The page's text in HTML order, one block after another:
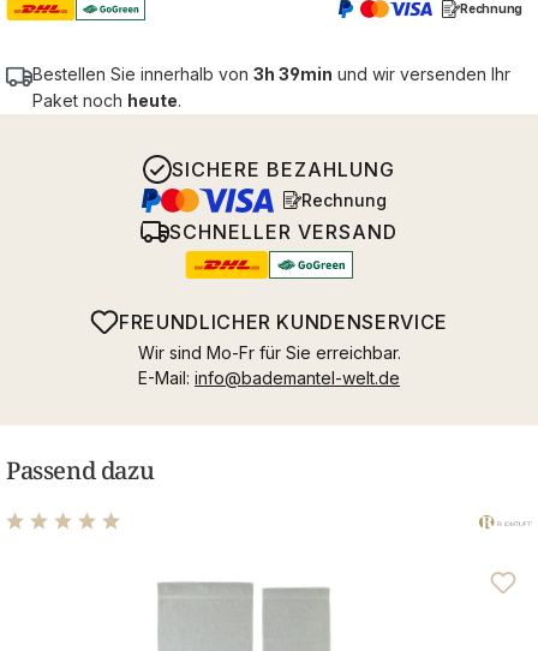
Rechnung
Bestellen Sie innerhalb von 3h 39min und wir versenden Ihr
Paket noch heute.
SICHERE BEZAHLUNG
Rechnung
SCHNELLER VERSAND
FREUNDLICHER KUNDENSERVICE
Wir sind Mo-Fr für Sie erreichbar.
E-Mail: info@bademantel-welt.de
Passend dazu